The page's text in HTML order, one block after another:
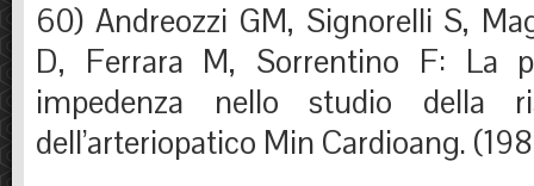
60) Andreozzi GM, Signorelli S,
D, Ferrara M, Sorrentino F: La
impedenza nello studio della
dell’arteriopatico Min Cardioang.